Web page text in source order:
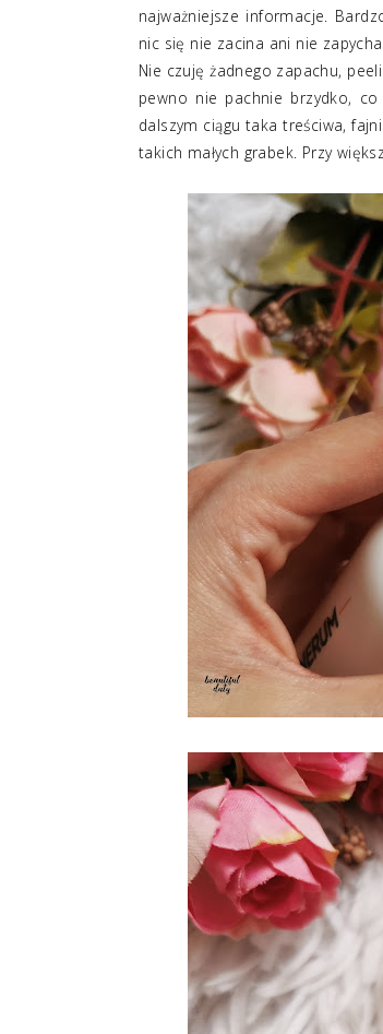
najważniejsze informacje.
nic się nie zacina ani nie
Nie czuję żadnego zapachu,
pewno nie pachnie brzydko,
dalszym ciągu taka treściwa,
takich małych grabek. Przy